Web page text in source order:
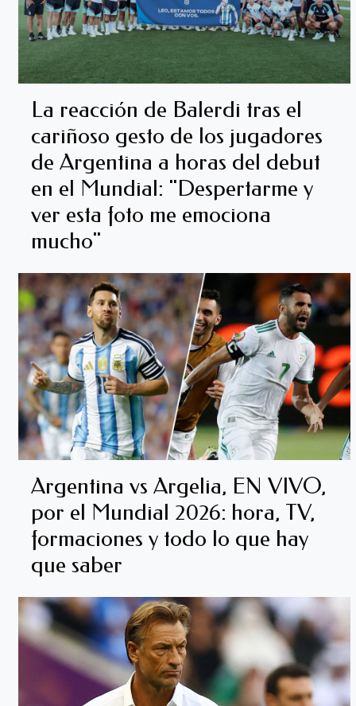
La reacción de Balerdi tras el
cariñoso gesto de los jugadores
de Argentina a horas del debut
en el Mundial: "Despertarme y
ver esta foto me emociona
mucho"
Argentina vs Argelia, EN VIVO,
por el Mundial 2026: hora, TV,
formaciones y todo lo que hay
que saber